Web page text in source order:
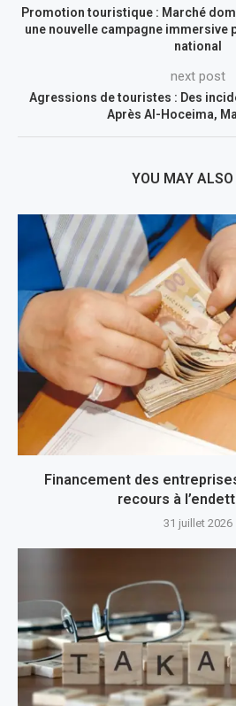
Promotion touristique : Marché
une nouvelle campagne immersive
national
next post
Agressions de touristes : Des
Après Al-Hoceima,
YOU MAY ALSO
Financement des
recours à
31 juillet 2026